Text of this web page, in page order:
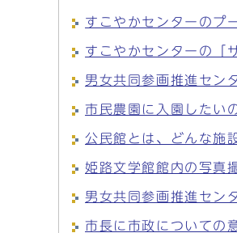
すこやかセンターのプ
すこやかセンターの「
男女共同参画推進セン
市民農園に入園したい
公民館とは、どんな施
姫路文学館館内の写真
男女共同参画推進セン
市長に市政についての